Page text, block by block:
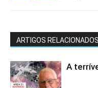
ARTIGOS RELACIONADOS
A